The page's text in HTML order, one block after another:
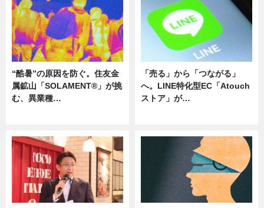
“酷暑”の原因を防ぐ。住友金
属鉱山「SOLAMENT®」が挑
む、異業種…
「売る」から「つながる」
へ。LINE特化型EC「Atouch
ストア」が…